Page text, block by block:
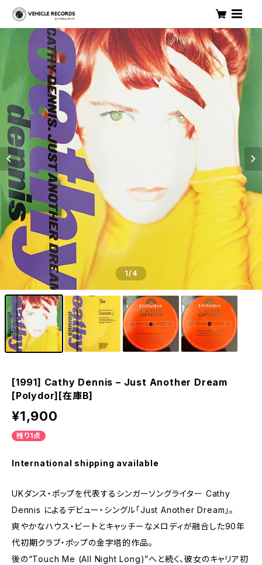
1/4
[1991] Cathy Dennis – Just Another Dream
[Polydor][在庫B]
¥1,900
残り1点
International shipping available
UKダンス・ポップを代表するシンガーソングライター Cathy
Dennis によるデビュー・シングル「Just Another Dream」。
爽やかなハウス・ビートとキャッチーなメロディが融合した90年
代初期クラブ・ポップの金字塔的作品。
後の“Touch Me (All Night Long)”へと続く、彼女のキャリア初